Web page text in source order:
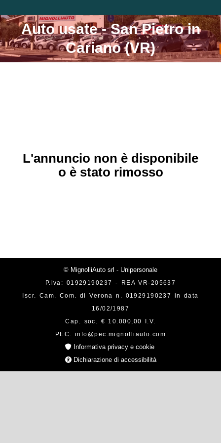
Auto usate - San Pietro in
Cariano (VR)
Tu sei qui:
L'annuncio non è disponibile
o è stato rimosso
© MignolliAuto srl - Unipersonale
P.iva: 01929190237 - REA VR-205637
Iscr. Cam. Com. di Verona n. 01929190237 in data
16/02/1987
Cap. soc. € 10.000,00 I.V.
PEC: info@pec.mignolliauto.com
Informativa privacy e cookie
Dichiarazione di accessibilità